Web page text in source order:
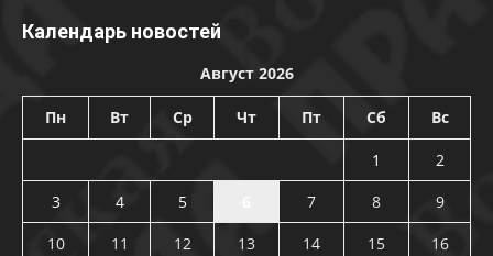
Календарь новостей
Август 2026
Пн Вт Ср Чт Пт Сб Вс
1
2
3
4 5 7 8
9
10
11 12 13 14 15
16